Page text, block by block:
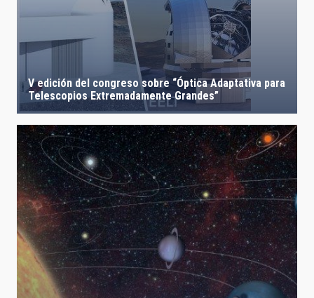
V edición del congreso sobre “Óptica Adaptativa para
Telescopios Extremadamente Grandes”